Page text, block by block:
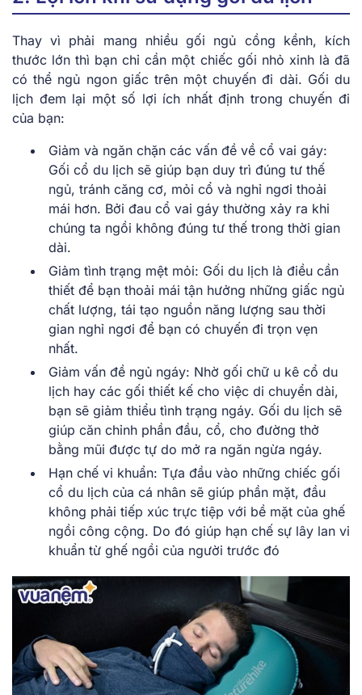
Thay vì phải mang nhiều gối ngủ cồng kềnh, kích
thước lớn thì bạn chỉ cần một chiếc gối nhỏ xinh là đã
có thể ngủ ngon giấc trên một chuyến đi dài. Gối du
lịch đem lại một số lợi ích nhất định trong chuyến đi
của bạn:
Giảm và ngăn chặn các vấn đề về cổ vai gáy:
Gối cổ du lịch sẽ giúp bạn duy trì đúng tư thế
ngủ, tránh căng cơ, mỏi cổ và nghỉ ngơi thoải
mái hơn. Bởi đau cổ vai gáy thường xảy ra khi
chúng ta ngồi không đúng tư thế trong thời gian
dài.
Giảm tình trạng mệt mỏi: Gối du lịch là điều cần
thiết để bạn thoải mái tận hưởng những giấc ngủ
chất lượng, tái tạo nguồn năng lượng sau thời
gian nghỉ ngơi để bạn có chuyến đi trọn vẹn
nhất.
Giảm vấn đề ngủ ngáy: Nhờ gối chữ u kê cổ du
lịch hay các gối thiết kế cho việc di chuyển dài,
bạn sẽ giảm thiểu tình trạng ngáy. Gối du lịch sẽ
giúp căn chỉnh phần đầu, cổ, cho đường thở
bằng mũi được tự do mở ra ngăn ngừa ngáy.
Hạn chế vi khuẩn: Tựa đầu vào những chiếc gối
cổ du lịch của cá nhân sẽ giúp phần mặt, đầu
không phải tiếp xúc trực tiệp với bề mặt của ghế
ngồi công cộng. Do đó giúp hạn chế sự lây lan vi
khuẩn từ ghế ngồi của người trước đó